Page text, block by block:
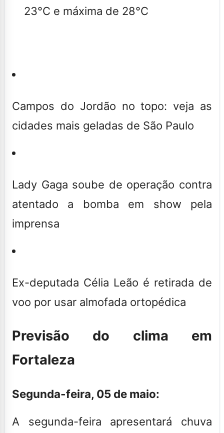
23°C e máxima de 28°C
Campos do Jordão no topo: veja as
cidades mais geladas de São Paulo
Lady Gaga soube de operação contra
atentado a bomba em show pela
imprensa
Ex-deputada Célia Leão é retirada de
voo por usar almofada ortopédica
Previsão do clima em
Fortaleza
Segunda-feira, 05 de maio:
A segunda-feira apresentará chuva